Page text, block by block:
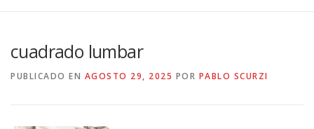
cuadrado lumbar
PUBLICADO EN AGOSTO 29, 2025 POR PABLO SCURZI